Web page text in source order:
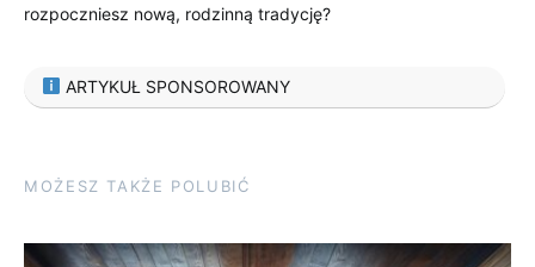
rozpoczniesz nową, rodzinną tradycję?
ARTYKUŁ SPONSOROWANY
MOŻESZ TAKŻE POLUBIĆ